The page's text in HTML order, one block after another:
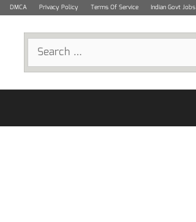
DMCA Privacy Policy Terms Of Service Indian Govt Jobs
Search
for: